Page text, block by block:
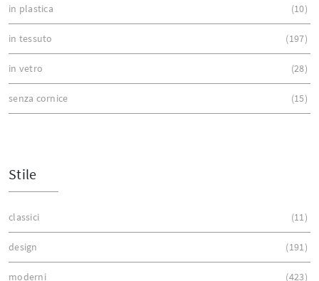
in plastica 10
in tessuto 197
in vetro 28
senza cornice 15
Stile
classici 11
design 191
moderni 423